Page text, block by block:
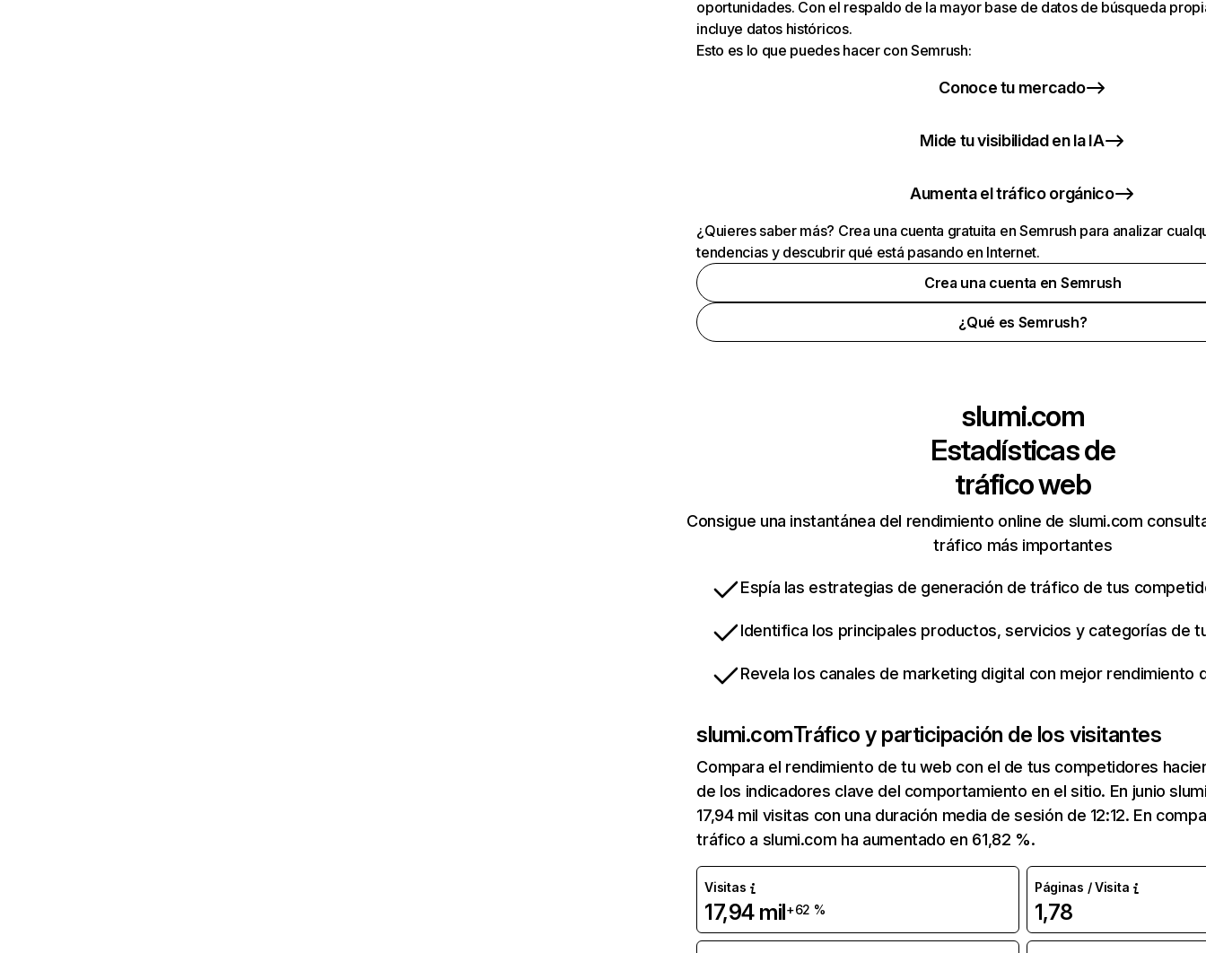
oportunidades. Con el respaldo de la mayor base de datos de búsqueda
incluye datos históricos.
Esto es lo que puedes hacer con Semrush:
Conoce tu mercado
Mide tu visibilidad en la IA
Aumenta el tráfico orgánico
¿Quieres saber más? Crea una cuenta gratuita en Semrush para analizar
tendencias y descubrir qué está pasando en Internet.
Crea una cuenta en Semrush
¿Qué es Semrush?
slumi.com
Estadísticas de
tráfico web
Consigue una instantánea del rendimiento online de slumi.com
tráfico más importantes
Espía las estrategias de generación de tráfico de tus
Identifica los principales productos, servicios y categorías de
Revela los canales de marketing digital con mejor rendimiento
slumi.comTráfico y participación de los visitantes
Compara el rendimiento de tu web con el de tus competidores
de los indicadores clave del comportamiento en el sitio. En junio
17,94 mil visitas con una duración media de sesión de 12:12. En
tráfico a slumi.com ha aumentado en 61,82 %.
Visitas
17,94 mil+62 %
Páginas / Visita
1,78